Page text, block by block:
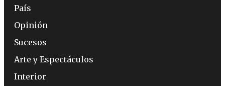
País
Opinión
Sucesos
Arte y Espectáculos
Interior